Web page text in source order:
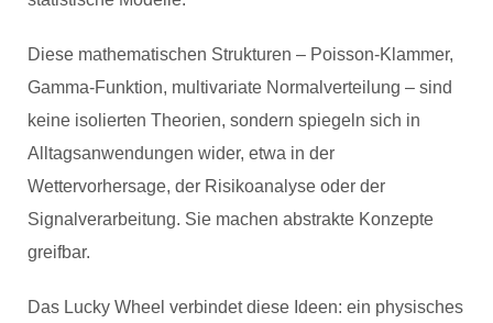
Diese mathematischen Strukturen – Poisson-Klammer,
Gamma-Funktion, multivariate Normalverteilung – sind
keine isolierten Theorien, sondern spiegeln sich in
Alltagsanwendungen wider, etwa in der
Wettervorhersage, der Risikoanalyse oder der
Signalverarbeitung. Sie machen abstrakte Konzepte
greifbar.
Das Lucky Wheel verbindet diese Ideen: ein physisches